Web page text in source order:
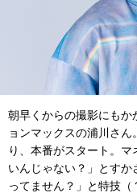
朝早くからの撮影にもか
ョンマックスの浦川さ
り、本番がスタート。
いんじゃない？」とす
ってません？」と特技